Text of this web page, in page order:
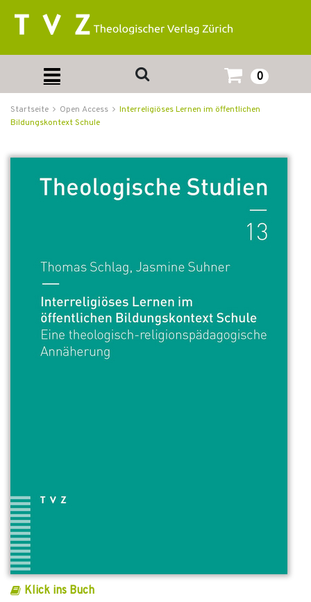
0
Startseite Open Access
Interreligiöses Lernen im öffentlichen
Bildungskontext Schule
Klick ins Buch